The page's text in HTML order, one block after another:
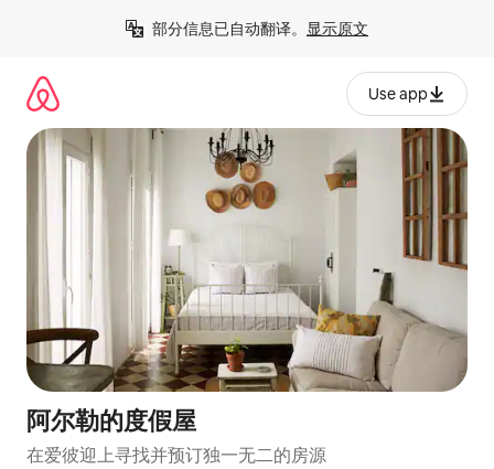
部分信息已自动翻译。 显示原文
Use app
阿尔勒的度假屋
在爱彼迎上寻找并预订独一无二的房源